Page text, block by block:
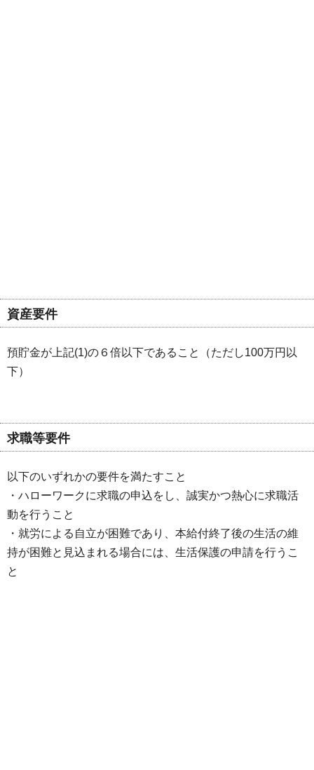
資産要件
預貯金が上記(1)の６倍以下であること（ただし100万円以
下）
求職等要件
以下のいずれかの要件を満たすこと
・ハローワークに求職の申込をし、誠実かつ熱心に求職活
動を行うこと
・就労による自立が困難であり、本給付終了後の生活の維
持が困難と見込まれる場合には、生活保護の申請を行うこ
と